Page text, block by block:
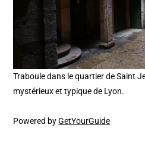
Traboule dans le quartier de Saint
mystérieux et typique de Lyon.
Powered byGetYourGuide